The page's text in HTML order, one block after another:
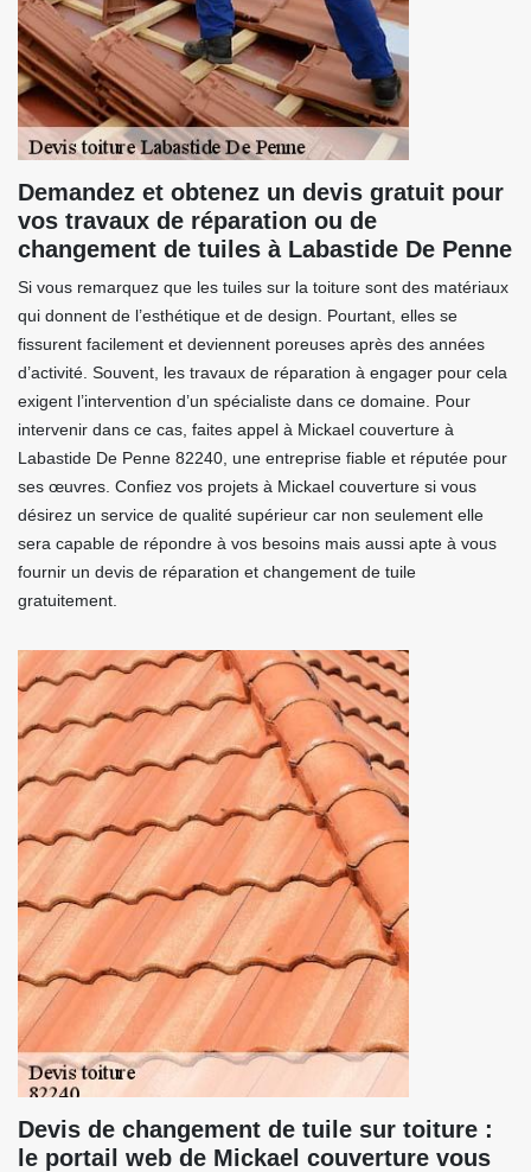
Demandez et obtenez un devis gratuit pour
vos travaux de réparation ou de
changement de tuiles à Labastide De Penne
Si vous remarquez que les tuiles sur la toiture sont des matériaux
qui donnent de l’esthétique et de design. Pourtant, elles se
fissurent facilement et deviennent poreuses après des années
d’activité. Souvent, les travaux de réparation à engager pour cela
exigent l’intervention d’un spécialiste dans ce domaine. Pour
intervenir dans ce cas, faites appel à Mickael couverture à
Labastide De Penne 82240, une entreprise fiable et réputée pour
ses œuvres. Confiez vos projets à Mickael couverture si vous
désirez un service de qualité supérieur car non seulement elle
sera capable de répondre à vos besoins mais aussi apte à vous
fournir un devis de réparation et changement de tuile
gratuitement.
Devis de changement de tuile sur toiture :
le portail web de Mickael couverture vous